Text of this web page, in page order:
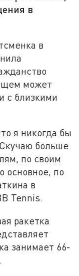
в
в
может
с близкими
я никогда бы
больше
по своим
основное, по
в
Tennis.
ракетка
занимает 66-